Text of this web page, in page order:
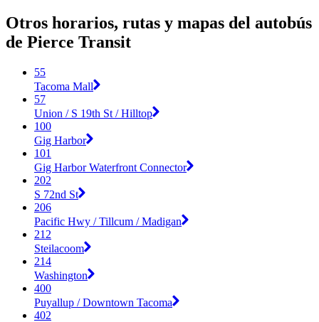
Otros horarios, rutas y mapas del autobús
de Pierce Transit
55
Tacoma Mall
57
Union / S 19th St / Hilltop
100
Gig Harbor
101
Gig Harbor Waterfront Connector
202
S 72nd St
206
Pacific Hwy / Tillcum / Madigan
212
Steilacoom
214
Washington
400
Puyallup / Downtown Tacoma
402